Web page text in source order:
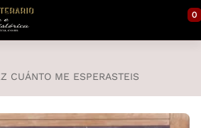
0
CUÁNTO ME ESPERASTEIS